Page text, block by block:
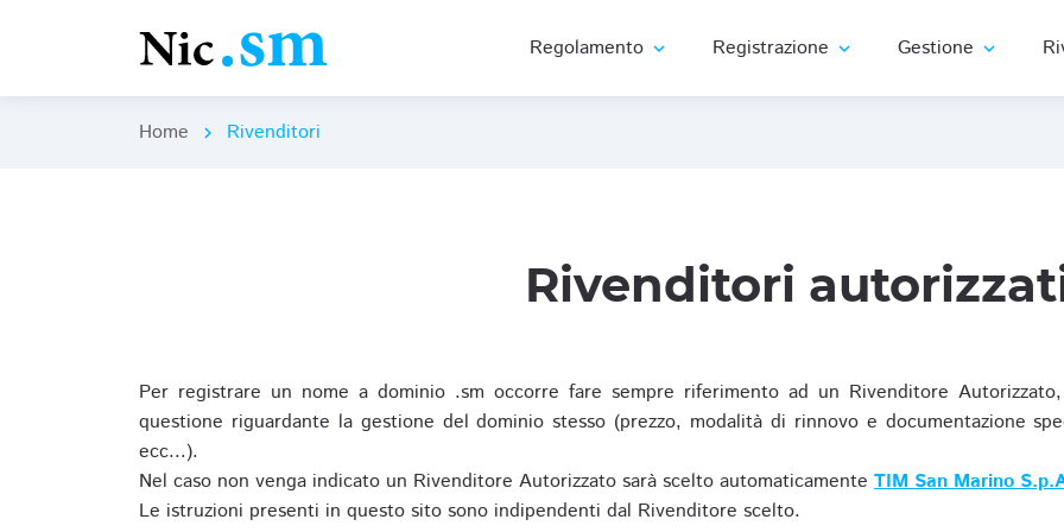
Regolamento expand_more Registrazione expand_more Gestione expand_more
Home chevron_right Rivenditori
Rivenditori
Per registrare un nome a dominio .sm occorre fare sempre riferimento ad un Rivenditore
questione riguardante la gestione del dominio stesso (prezzo, modalità di rinnovo e documentazione
ecc...).
Nel caso non venga indicato un Rivenditore Autorizzato sarà scelto automaticamente TIM San Marino
Le istruzioni presenti in questo sito sono indipendenti dal Rivenditore scelto.